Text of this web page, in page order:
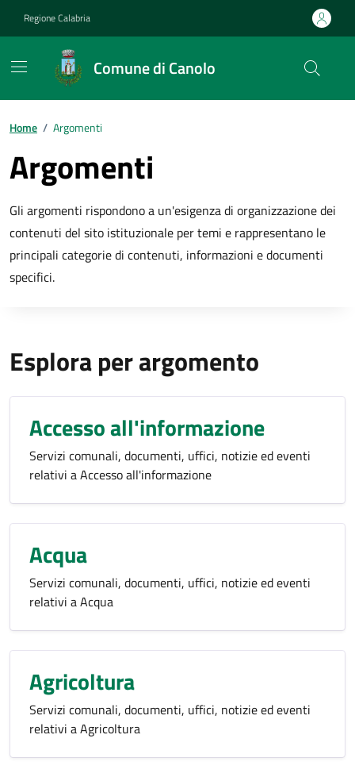
Regione Calabria
Comune di Canolo
Home / Argomenti
Argomenti
Gli argomenti rispondono a un'esigenza di organizzazione dei
contenuti del sito istituzionale per temi e rappresentano le
principali categorie di contenuti, informazioni e documenti
specifici.
Esplora per argomento
Accesso all'informazione
Servizi comunali, documenti, uffici, notizie ed eventi
relativi a Accesso all'informazione
Acqua
Servizi comunali, documenti, uffici, notizie ed eventi
relativi a Acqua
Agricoltura
Servizi comunali, documenti, uffici, notizie ed eventi
relativi a Agricoltura